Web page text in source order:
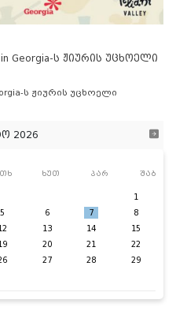
in Georgia-ს ჟიურის უცხოელი
ს ჟიურის უცხოელი
2026
ხუთ პარ შაბ
1
5 6 7
8
13 14
15
20 21
22
27 28
29